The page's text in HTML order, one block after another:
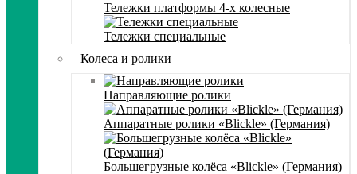
Тележки платформы 4-х колесные
Тележки специальные
Колеса и ролики
Направляющие ролики
Аппаратные ролики «Blickle» (Германия)
Большегрузные колёса «Blickle» (Германия)